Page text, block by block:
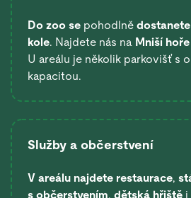
Do zoo se pohodlně dostanete
kole. Najdete nás na Mniší hoře
U areálu je několik parkovišť s
kapacitou.
Služby a občerstvení
V areálu najdete restaurace,
s občerstvením, dětská hřiště i